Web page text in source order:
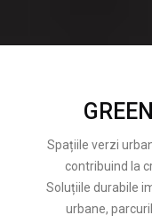
Spațiile verzi
contribuind la
Soluțiile durabile
urbane,